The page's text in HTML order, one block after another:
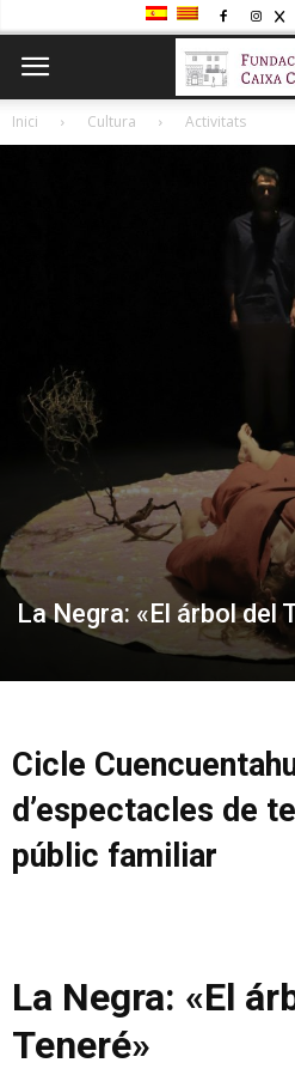
Inici Cultura Activitats
La Negra: «El árbol del
Cicle
d’espectacles de
públic familiar
La Negra: «El
Teneré»